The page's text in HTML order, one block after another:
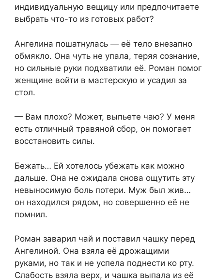
индивидуальную вещицу или предпочитаете
выбрать что-то из готовых работ?
Ангелина пошатнулась — её тело внезапно
обмякло. Она чуть не упала, теряя сознание,
но сильные руки подхватили её. Роман помог
женщине войти в мастерскую и усадил за
стол.
— Вам плохо? Может, выпьете чаю? У меня
есть отличный травяной сбор, он помогает
восстановить силы.
Бежать… Ей хотелось убежать как можно
дальше. Она не ожидала снова ощутить эту
невыносимую боль потери. Муж был жив…
он находился рядом, но совершенно её не
помнил.
Роман заварил чай и поставил чашку перед
Ангелиной. Она взяла её дрожащими
руками, но так и не успела поднести ко рту.
Слабость взяла верх, и чашка выпала из её